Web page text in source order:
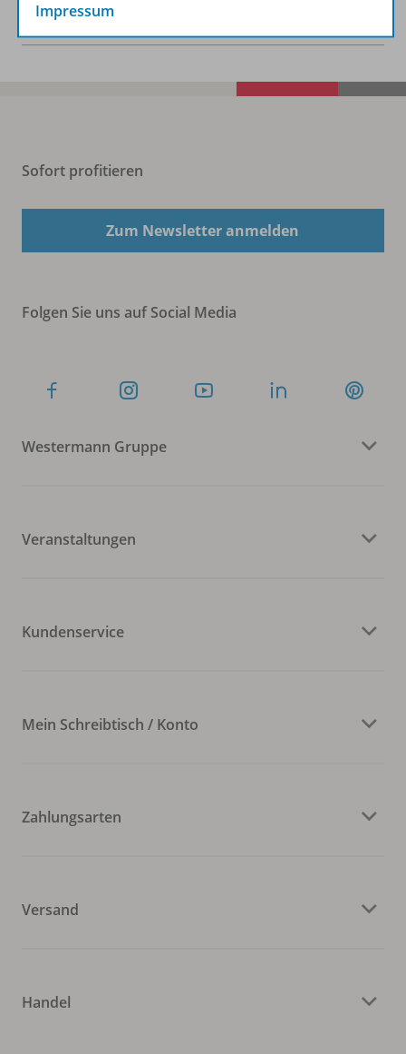
Benachrichtigungs-Service
Sofort profitieren
Zum Newsletter anmelden
Folgen Sie uns auf Social Media
Westermann Gruppe
Veranstaltungen
Kundenservice
Mein Schreibtisch / Konto
Zahlungsarten
Versand
Handel
Impressum